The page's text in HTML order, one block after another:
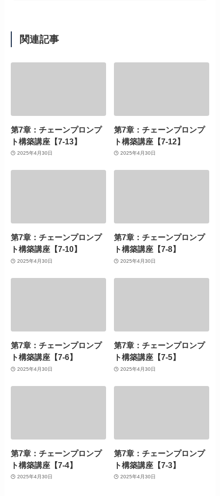
関連記事
第7章：チェーンプロンプ
ト構築講座【7-13】
2025年4月30日
第7章：チェーンプロンプ
ト構築講座【7-12】
2025年4月30日
第7章：チェーンプロンプ
ト構築講座【7-10】
2025年4月30日
第7章：チェーンプロンプ
ト構築講座【7-8】
2025年4月30日
第7章：チェーンプロンプ
ト構築講座【7-6】
2025年4月30日
第7章：チェーンプロンプ
ト構築講座【7-5】
2025年4月30日
第7章：チェーンプロンプ
ト構築講座【7-4】
2025年4月30日
第7章：チェーンプロンプ
ト構築講座【7-3】
2025年4月30日